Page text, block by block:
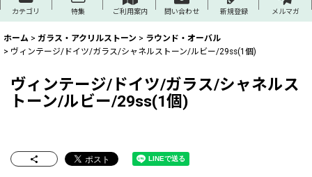
カテゴリ 特集 ご利用案内 問い合わせ 新規登録 メルマガ
ホーム > ガラス・アクリルストーン > ラウンド・オーバル
> ヴィンテージ/ドイツ/ガラス/シャネルストーン/ルビー/29ss(1個)
ヴィンテージ/ドイツ/ガラス/シャネルス
トーン/ルビー/29ss(1個)